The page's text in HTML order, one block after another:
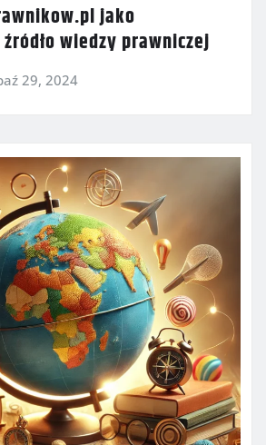
jako
wiedzy prawniczej
29, 2024